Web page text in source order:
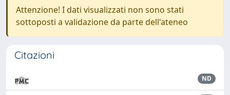
Attenzione! I dati visualizzati non sono stati
sottoposti a validazione da parte dell'ateneo
Citazioni
ND